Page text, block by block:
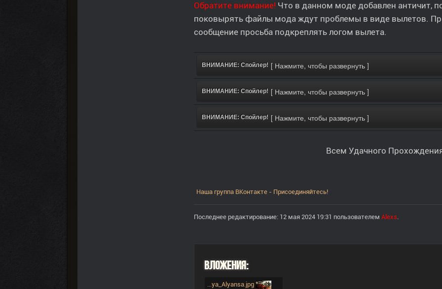
Обратите внимание! Что в данном моде добавлен античит,
поковырять файлы мода ждут проблемы в виде вылетов.
сообщение просьба подкреплять логом вылета.
ВНИМАНИЕ: Спойлер!
ВНИМАНИЕ: Спойлер!
ВНИМАНИЕ: Спойлер!
Всем Удачного
Наша группа ВКонтакте - Присоединяйтесь!
Последнее редактирование: 12 мая 2024 19:31 пользователем Alexs.
Вложения:
...ya_Alyansa.jpg